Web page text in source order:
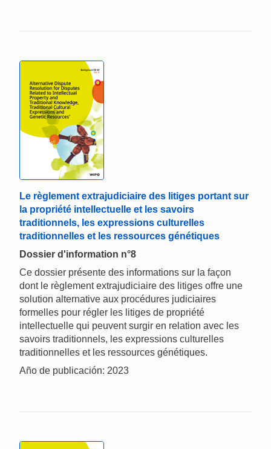
Le règlement extrajudiciaire des litiges portant sur
la propriété intellectuelle et les savoirs
traditionnels, les expressions culturelles
traditionnelles et les ressources génétiques
Dossier d'information n°8
Ce dossier présente des informations sur la façon
dont le règlement extrajudiciaire des litiges offre une
solution alternative aux procédures judiciaires
formelles pour régler les litiges de propriété
intellectuelle qui peuvent surgir en relation avec les
savoirs traditionnels, les expressions culturelles
traditionnelles et les ressources génétiques.
Año de publicación: 2023